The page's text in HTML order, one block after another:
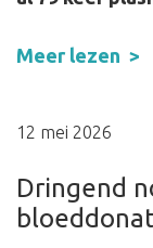
Meer lezen
12 mei 2026
Dringend